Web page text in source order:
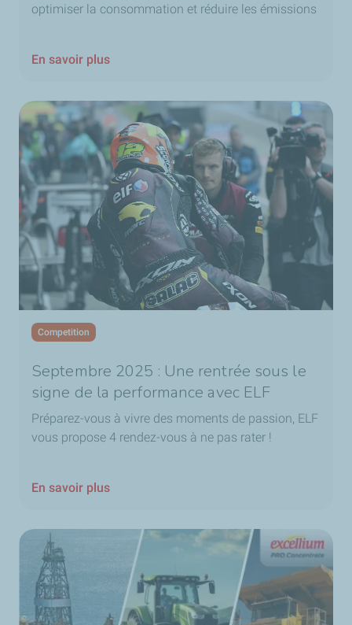
optimiser la consommation et réduire les émissions
En savoir plus
Competition
Septembre 2025 : Une rentrée sous le
signe de la performance avec ELF
Préparez-vous à vivre des moments de passion, ELF
vous propose 4 rendez-vous à ne pas rater !
En savoir plus